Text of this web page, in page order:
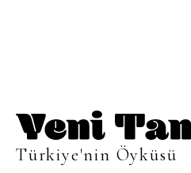
Türkiye'nin Öyküsü